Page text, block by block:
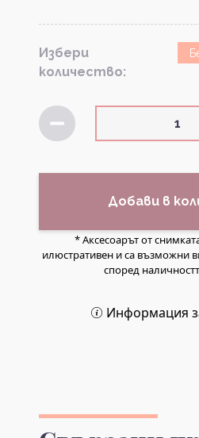
Избери
количество:
Добави в
* Аксесоарът от
илюстративен и са възможни
според
Информация